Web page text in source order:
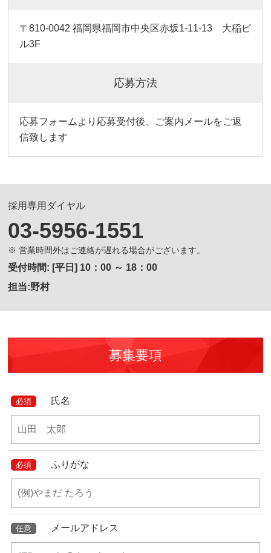
〒810-0042 福岡県福岡市中央区赤坂1-11-13 大稲ビ
ル3F
応募方法
応募フォームより応募受付後、ご案内メールをご返
信致します
採用専用ダイヤル
03-5956-1551
※ 営業時間外はご連絡が遅れる場合がございます。
受付時間: [平日] 10：00 ～ 18：00
担当:野村
募集要項
必須 氏名
必須 ふりがな
任意 メールアドレス